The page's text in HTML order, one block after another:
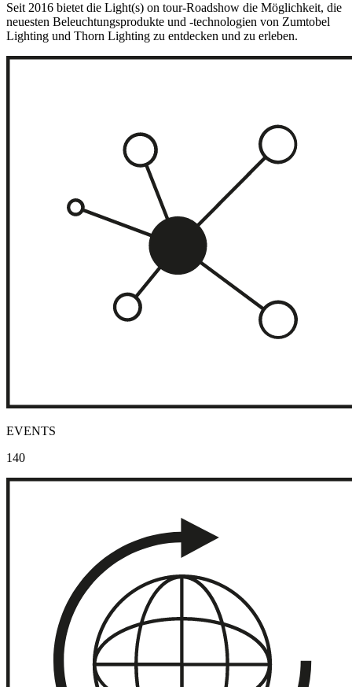
Seit 2016 bietet die Light(s) on tour-Roadshow die Möglichkeit, die
neuesten Beleuchtungsprodukte und -technologien von Zumtobel
Lighting und Thorn Lighting zu entdecken und zu erleben.
EVENTS
140